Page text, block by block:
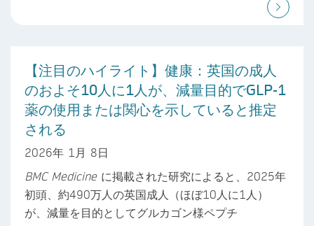
【注目のハイライト】健康：英国の成人
のおよそ10人に1人が、減量目的でGLP-1
薬の使用または関心を示していると推定
される
2026年 1月 8日
BMC Medicine に掲載された研究によると、2025年
初頭、約490万人の英国成人（ほぼ10人に1人）
が、減量を目的としてグルカゴン様ペプチ